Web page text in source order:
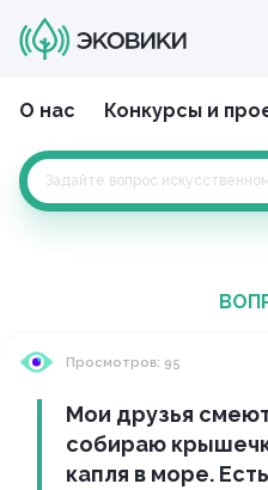
О нас Конкурсы и
Просмотров: 95
Мои друзья
собираю
капля в море.